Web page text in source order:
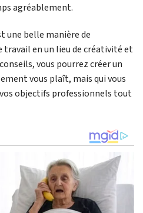
agréablement.
une belle manière de
travail en un lieu de créativité et
vous pourrez créer un
vous plaît, mais qui vous
objectifs professionnels tout